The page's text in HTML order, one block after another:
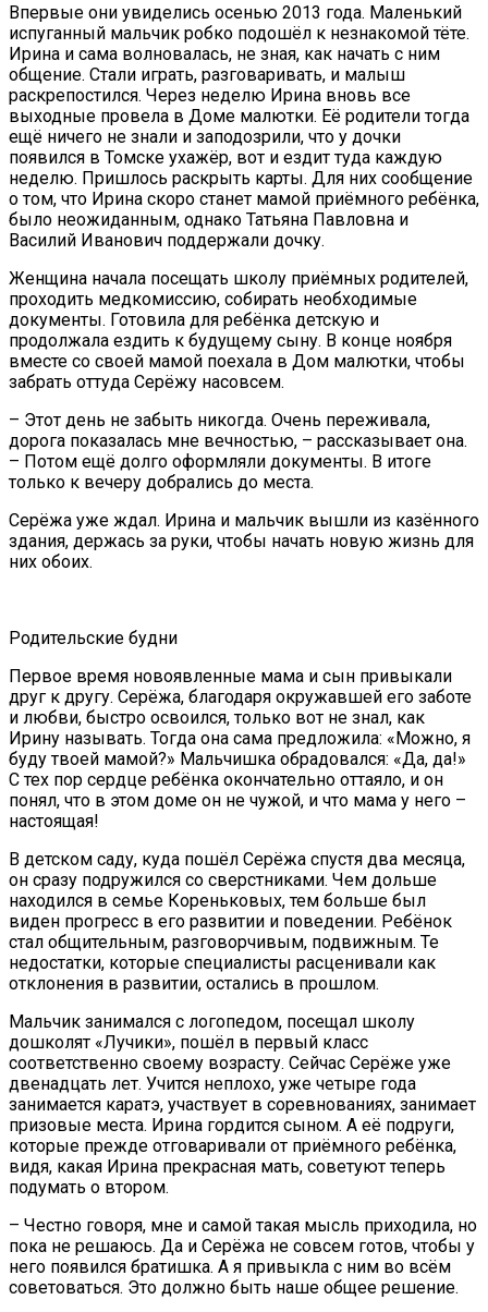
Впервые они увиделись осенью 2013 года. Маленький
испуганный мальчик робко подошёл к незнакомой тёте.
Ирина и сама волновалась, не зная, как начать с ним
общение. Стали играть, разговаривать, и малыш
раскрепостился. Через неделю Ирина вновь все
выходные провела в Доме малютки. Её родители тогда
ещё ничего не знали и заподозрили, что у дочки
появился в Томске ухажёр, вот и ездит туда каждую
неделю. Пришлось раскрыть карты. Для них сообщение
о том, что Ирина скоро станет мамой приёмного ребёнка,
было неожиданным, однако Татьяна Павловна и
Василий Иванович поддержали дочку.
Женщина начала посещать школу приёмных родителей,
проходить медкомиссию, собирать необходимые
документы. Готовила для ребёнка детскую и
продолжала ездить к будущему сыну. В конце ноября
вместе со своей мамой поехала в Дом малютки, чтобы
забрать оттуда Серёжу насовсем.
– Этот день не забыть никогда. Очень переживала,
дорога показалась мне вечностью, – рассказывает она.
– Потом ещё долго оформляли документы. В итоге
только к вечеру добрались до места.
Серёжа уже ждал. Ирина и мальчик вышли из казённого
здания, держась за руки, чтобы начать новую жизнь для
них обоих.
Родительские будни
Первое время новоявленные мама и сын привыкали
друг к другу. Серёжа, благодаря окружавшей его заботе
и любви, быстро освоился, только вот не знал, как
Ирину называть. Тогда она сама предложила: «Можно, я
буду твоей мамой?» Мальчишка обрадовался: «Да, да!»
С тех пор сердце ребёнка окончательно оттаяло, и он
понял, что в этом доме он не чужой, и что мама у него –
настоящая!
В детском саду, куда пошёл Серёжа спустя два месяца,
он сразу подружился со сверстниками. Чем дольше
находился в семье Кореньковых, тем больше был
виден прогресс в его развитии и поведении. Ребёнок
стал общительным, разговорчивым, подвижным. Те
недостатки, которые специалисты расценивали как
отклонения в развитии, остались в прошлом.
Мальчик занимался с логопедом, посещал школу
дошколят «Лучики», пошёл в первый класс
соответственно своему возрасту. Сейчас Серёже уже
двенадцать лет. Учится неплохо, уже четыре года
занимается каратэ, участвует в соревнованиях, занимает
призовые места. Ирина гордится сыном. А её подруги,
которые прежде отговаривали от приёмного ребёнка,
видя, какая Ирина прекрасная мать, советуют теперь
подумать о втором.
– Честно говоря, мне и самой такая мысль приходила, но
пока не решаюсь. Да и Серёжа не совсем готов, чтобы у
него появился братишка. А я привыкла с ним во всём
советоваться. Это должно быть наше общее решение.